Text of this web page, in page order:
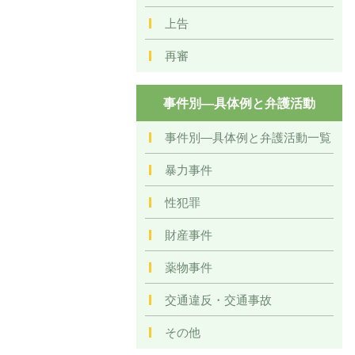
上告
再審
事件別―具体例と弁護活動
事件別―具体例と弁護活動一覧
暴力事件
性犯罪
財産事件
薬物事件
交通違反・交通事故
その他